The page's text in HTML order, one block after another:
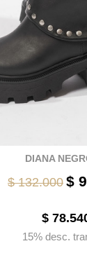
DIANA
$ 132.000 $
$
15% desc.